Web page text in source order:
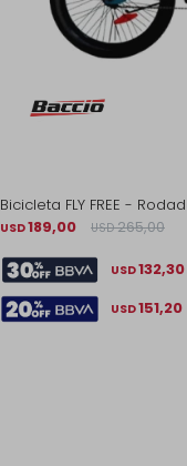
Bicicleta FLY FREE -
USD189,00 USD 265,00
USD132,30
USD151,20